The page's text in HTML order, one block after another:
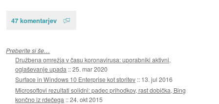
47 komentarjev
Preberite si še…
Družbena omrežja v času koronavirusa: uporabniki aktivni,
oglaševanje upada ::25. mar 2020
Surface in Windows 10 Enterprise kot storitev :: 13. jul 2016
Microsoftovi rezultati solidni: padec prihodkov, rast dobička, Bing
končno iz rdečega ::24. okt 2015